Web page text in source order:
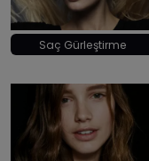
Saç Gürleştirme